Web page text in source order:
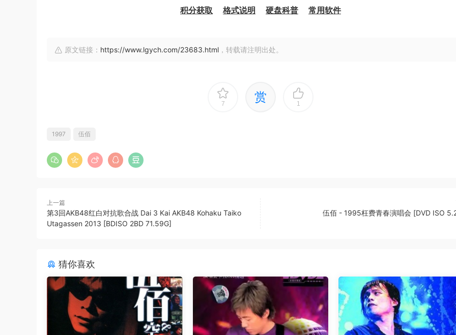
积分获取 格式说明 硬盘科普 常用软件
原文链接： https://www.lgych.com/23683.html ，转载请注明出处。
7 赏 1
1997 伍佰
上一篇
第3回AKB48红白对抗歌合战 Dai 3 Kai AKB48 Kohaku Taiko
Utagassen 2013 [BDISO 2BD 71.59G]
伍佰 - 1995枉费青春演唱会 [DVD ISO
猜你喜欢